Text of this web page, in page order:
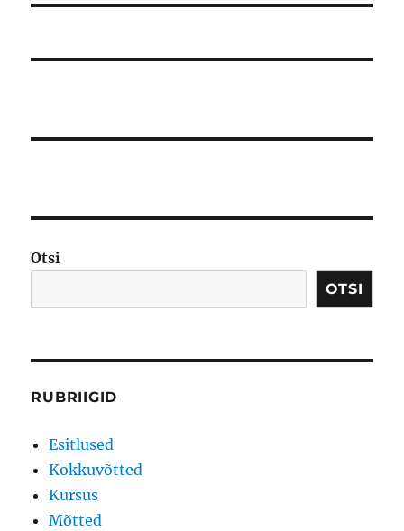
Otsi
OTSI
RUBRIIGID
Esitlused
Kokkuvõtted
Kursus
Mõtted